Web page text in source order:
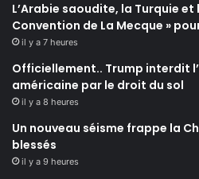
L’Arabie saoudite, la Turquie
Convention de La Mecque »
il y a 7 heures
Officiellement.. Trump interdit
américaine par le droit du sol
il y a 8 heures
Un nouveau séisme frappe la
blessés
il y a 9 heures